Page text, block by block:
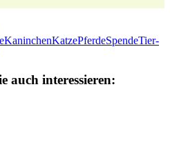
KaninchenKatzePferdeSpendeTier-
auch interessieren: